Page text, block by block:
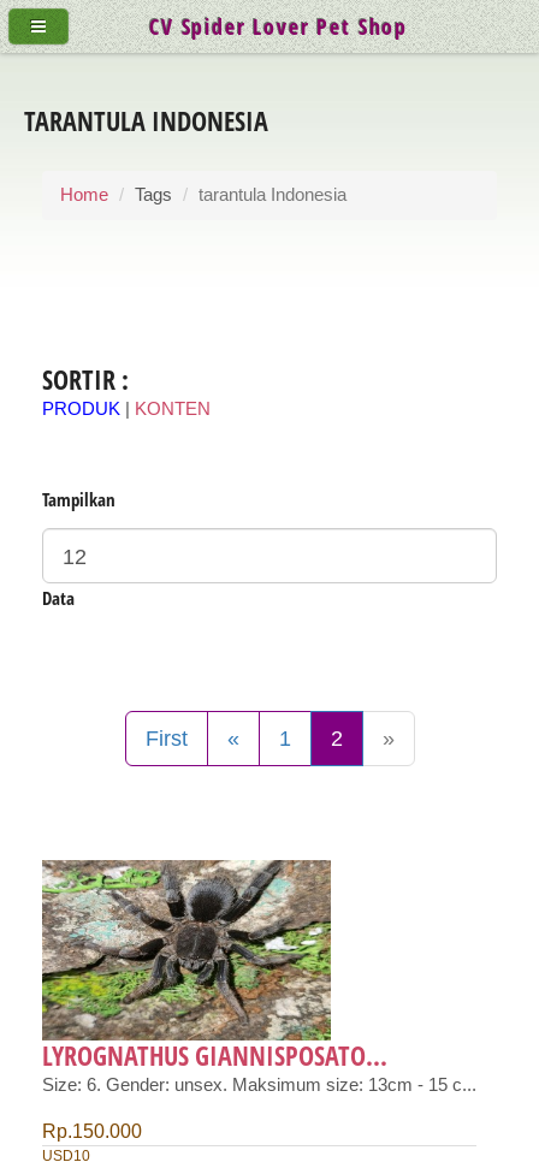
TARANTULA INDONESIA
Home Tags tarantula Indonesia
SORTIR :
PRODUK KONTEN
Tampilkan
Data
First « 1 2 »
LYROGNATHUS GIANNISPOSATO...
Size: 6. Gender: unsex. Maksimum size: 13cm - 15 c...
Rp.150.000
USD10
CV Spider Lover Pet Shop